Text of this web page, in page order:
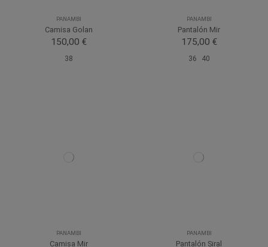
PANAMBI
Camisa Golan
150,00 €
38
PANAMBI
Pantalón Mir
175,00 €
36 40
PANAMBI
Camisa Mir
PANAMBI
Pantalón Siral